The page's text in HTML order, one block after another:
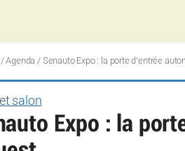
/Agenda / Senauto Expo : la porte d’entrée
salon
Expo : la